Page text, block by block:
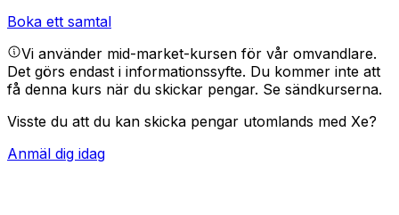
Boka ett samtal
Vi använder mid-market-kursen för vår omvandlare.
Det görs endast i informationssyfte. Du kommer inte att
få denna kurs när du skickar pengar. Se sändkurserna.
Visste du att du kan skicka pengar utomlands med Xe?
Anmäl dig idag